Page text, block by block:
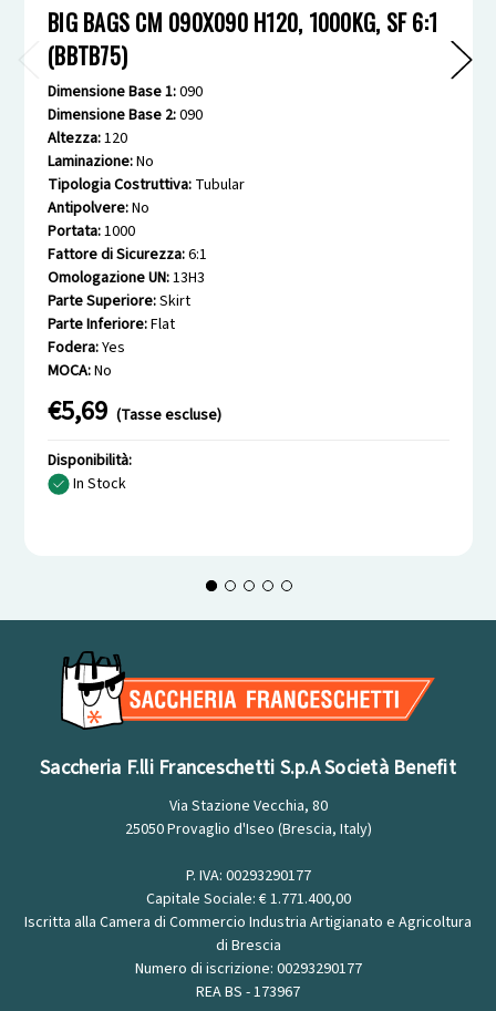
BIG BAGS CM 090X090 H120, 1000KG, SF 6:1
(BBTB75)
Dimensione Base 1:090
Dimensione Base 2:090
Altezza:120
Laminazione:No
Tipologia Costruttiva: Tubular
Antipolvere:No
Portata:1000
Fattore di Sicurezza:6:1
Omologazione UN:13H3
Parte Superiore:Skirt
Parte Inferiore:Flat
Fodera:Yes
MOCA:No
€5,69 (Tasse escluse)
Disponibilità:
In Stock
Saccheria F.lli Franceschetti S.p.A Società Benefit
Via Stazione Vecchia, 80
25050 Provaglio d'Iseo (Brescia, Italy)
P. IVA: 00293290177
Capitale Sociale: € 1.771.400,00
Iscritta alla Camera di Commercio Industria Artigianato e Agricoltura
di Brescia
Numero di iscrizione: 00293290177
REA BS - 173967